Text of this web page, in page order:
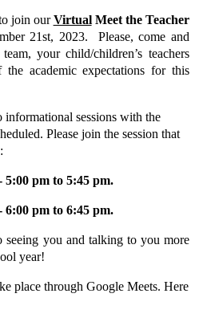
join our Virtual
Meet the Teacher
21st, 2023.  Please, come and
your child/children’s teachers
academic expectations for this
sessions with the
Please join the session that
5:00 pm to 5:45 pm.
6:00 pm to 6:45 pm.
you and talking to you more
year!
place through Google Meets. Here